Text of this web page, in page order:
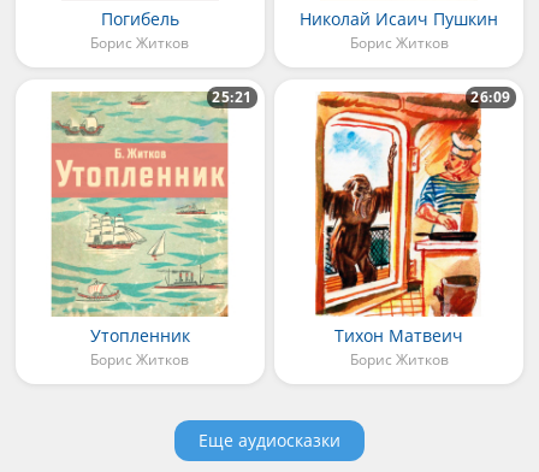
Погибель
Борис Житков
Николай Исаич Пушкин
Борис Житков
Утопленник
Борис Житков
25:21
Тихон Матвеич
Борис Житков
26:09
Еще аудиосказки